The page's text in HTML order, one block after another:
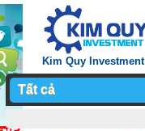
Kim Quy Investment
Tất cả